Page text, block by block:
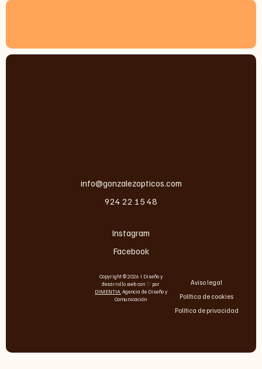
info@gonzalezopticos.com
924 22 15 48
Instagram
Facebook
Copyright © 2026 I Diseño y
desarrollo web con ♡ por
DIMENTIA. Agencia de Diseño y
Comunicación
Aviso legal
Política de cookies
Política de privacidad